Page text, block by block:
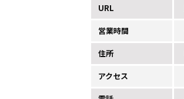
URL
営業時間
住所
アクセス